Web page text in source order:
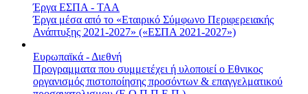
Έργα ΕΣΠΑ - ΤΑΑ
Έργα μέσα από το «Εταιρικό Σύμφωνο Περιφερειακής
Ανάπτυξης 2021-2027» («ΕΣΠΑ 2021-2027»)
Ευρωπαϊκά - Διεθνή
Προγραμματα που συμμετέχει ή υλοποιεί ο Εθνικος
οργανισμός πιστοποίησης προσόντων & επαγγελματικού